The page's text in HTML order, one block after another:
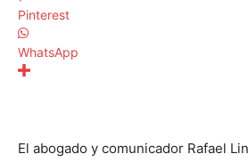
Pinterest
WhatsApp
El abogado y comunicador Rafael